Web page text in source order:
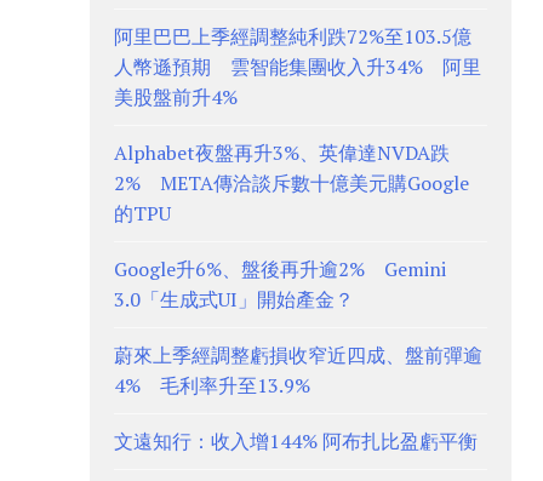
阿里巴巴上季經調整純利跌72%至103.5億
人幣遜預期 雲智能集團收入升34% 阿里
美股盤前升4%
Alphabet夜盤再升3%、英偉達NVDA跌
2% META傳洽談斥數十億美元購Google
的TPU
Google升6%、盤後再升逾2% Gemini
3.0「生成式UI」開始產金？
蔚來上季經調整虧損收窄近四成、盤前彈逾
4% 毛利率升至13.9%
文遠知行：收入增144% 阿布扎比盈虧平衡